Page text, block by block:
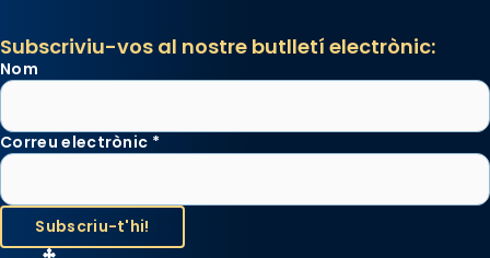
Subscriviu-vos al nostre butlletí electrònic:
Nom
Correu electrònic *